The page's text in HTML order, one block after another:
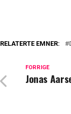
RELATERTE EMNER:
FORRIGE
Jonas